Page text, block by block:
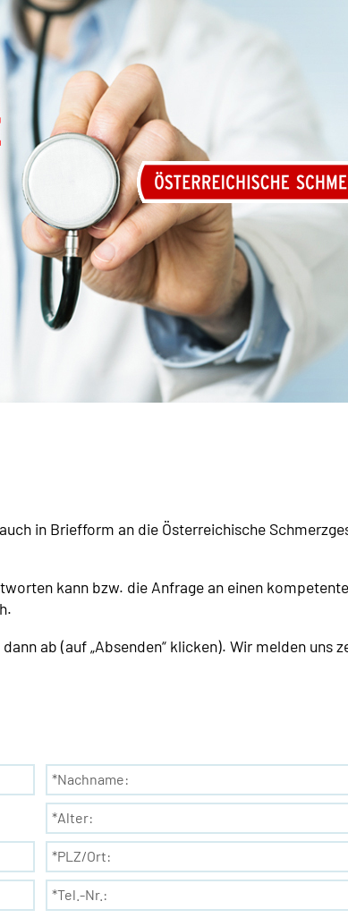
in Briefform an die Österreichische
kann bzw. die Anfrage an einen
ab (auf „Absenden“ klicken). Wir melden uns
*Nachname:
*Alter:
*PLZ/Ort:
*Tel.-Nr.: